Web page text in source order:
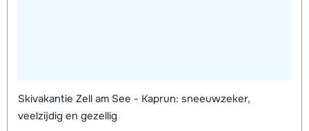
Skivakantie Zell am See - Kaprun: sneeuwzeker,
veelzijdig en gezellig